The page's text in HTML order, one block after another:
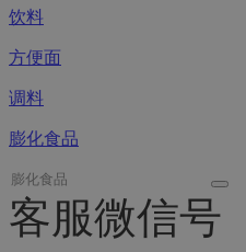
饮料
方便面
调料
膨化食品
客服微信号